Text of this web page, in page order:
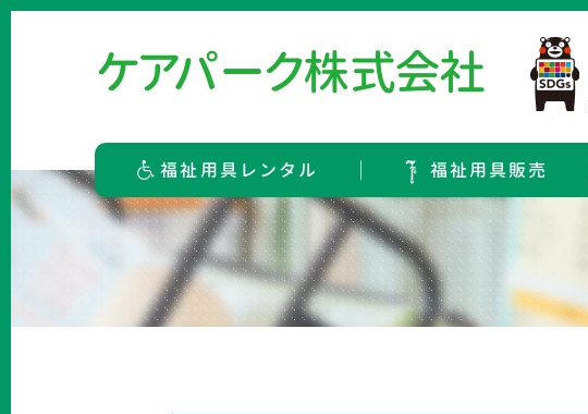
ケアパーク株式会社
福祉用具レンタル 福祉用具販売